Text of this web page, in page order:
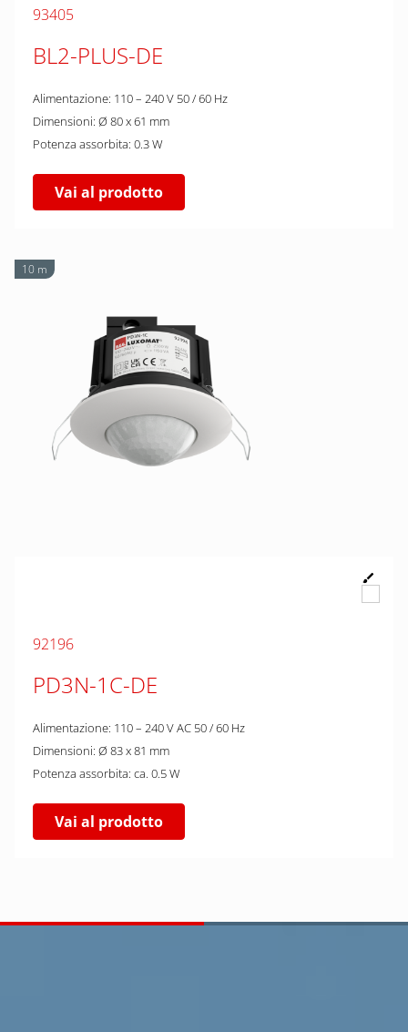
93405
BL2-PLUS-DE
Alimentazione: 110 – 240 V 50 / 60 Hz
Dimensioni: Ø 80 x 61 mm
Potenza assorbita: 0.3 W
Vai al prodotto
10 m
92196
PD3N-1C-DE
Alimentazione: 110 – 240 V AC 50 / 60 Hz
Dimensioni: Ø 83 x 81 mm
Potenza assorbita: ca. 0.5 W
Vai al prodotto